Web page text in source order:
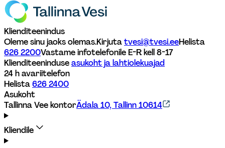
Klienditeenindus
Oleme sinu jaoks olemas.Kirjuta tvesi@tvesi.eeHelista
626 2200Vastame infotelefonile E-R kell 8-17
Klienditeeninduse asukoht ja lahtiolekuajad
24 h avariitelefon
Helista 626 2400
Asukoht
Tallinna Vee kontorÄdala 10, Tallinn 10614
Kliendile